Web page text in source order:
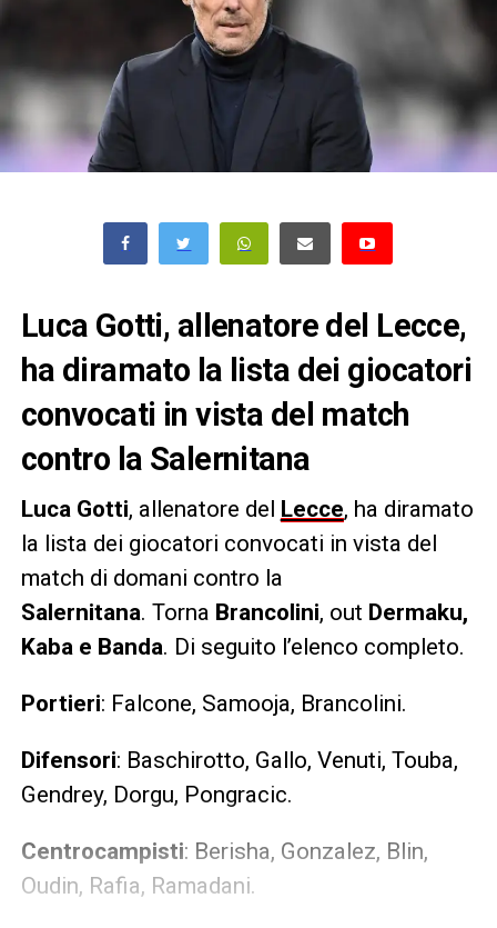
Luca Gotti, allenatore del Lecce,
ha diramato la lista dei giocatori
convocati in vista del match
contro la Salernitana
Luca Gotti, allenatore del Lecce, ha diramato
la lista dei giocatori convocati in vista del
match di domani contro la
Salernitana. Torna Brancolini, out Dermaku,
Kaba e Banda. Di seguito l’elenco completo.
Portieri: Falcone, Samooja, Brancolini.
Difensori: Baschirotto, Gallo, Venuti, Touba,
Gendrey, Dorgu, Pongracic.
Centrocampisti: Berisha, Gonzalez, Blin,
Oudin, Rafia, Ramadani.